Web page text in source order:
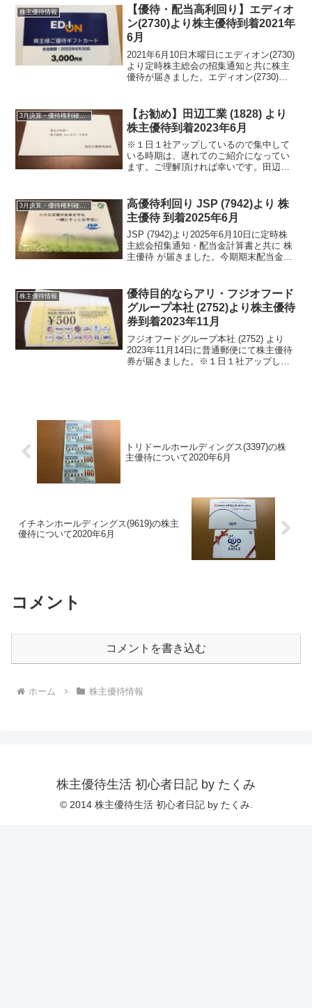
内・配当金計算書とは、別です。竹田印
刷(787...
株主優待情報
【優待・配当高利回り】エディオ
ン(2730)より株主優待到着2021年
6月
2021年6月10日木曜日にエディオン(2730)
より定時株主総会の招集通知と共に株主
優待が届きました。エディオン(2730)つ
は、家電量販店で中部・西日本が中心
で...
3月決算・優待権利確定銘柄
【お勧め】田辺工業 (1828) より
株主優待到着2023年6月
※１日１社アップしているので集中して
いる時期は、遅れてのご紹介になってい
ます。ご理解頂ければ幸いです。田辺工
と共に株主優待が届きました。田辺工業
(18...
3月決算・優待権利確定銘柄
高優待利回り JSP (7942)より 株
主優待 到着2025年6月
JSP (7942)より2025年6月10日に定時株
主総会招集通知・配当金計算書と共に 株
主優待 が届きました。今期期末配当金
いたします。JSP (7942...
株主優待情報
優待目的ならアリ・フジオフード
グループ本社 (2752)より株主優待
券到着2023年11月
フジオフードグループ本社 (2752) より
2023年11月14日に普通郵便にて株主優待
券が届きました。※１日１社アップして
トリドールホールディングス(3397)の株
主優待について2020年6月
イチネンホールディングス(9619)の株主
優待について2020年6月
コメント
コメントを書き込む
ホーム 株主優待情報
株主優待生活 初心者日記 by たくみ
© 2014 株主優待生活 初心者日記 by たくみ.